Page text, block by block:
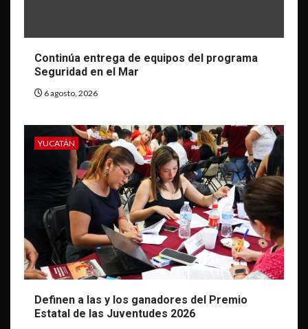
Continúa entrega de equipos del programa
Seguridad en el Mar
6 agosto, 2026
YUCATÁN
Definen a las y los ganadores del Premio
Estatal de las Juventudes 2026